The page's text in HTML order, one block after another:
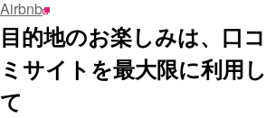
Airbnb
目的地のお楽しみは、口コ
ミサイトを最大限に利用し
て